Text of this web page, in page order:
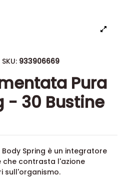
SKU: 933906669
Pura
- 30 Bustine
Spring è un integratore
contrasta l'azione
sull'organismo.